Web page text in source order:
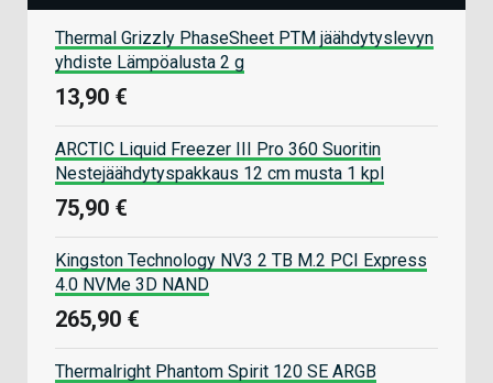
Thermal Grizzly PhaseSheet PTM jäähdytyslevyn
yhdiste Lämpöalusta 2 g
13,90 €
ARCTIC Liquid Freezer III Pro 360 Suoritin
Nestejäähdytyspakkaus 12 cm musta 1 kpl
75,90 €
Kingston Technology NV3 2 TB M.2 PCI Express
4.0 NVMe 3D NAND
265,90 €
Thermalright Phantom Spirit 120 SE ARGB